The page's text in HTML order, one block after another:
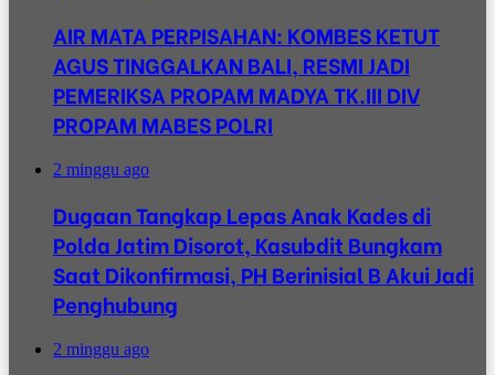
AIR MATA PERPISAHAN: KOMBES KETUT
AGUS TINGGALKAN BALI, RESMI JADI
PEMERIKSA PROPAM MADYA TK.III DIV
PROPAM MABES POLRI
2 minggu ago
Dugaan Tangkap Lepas Anak Kades di
Polda Jatim Disorot, Kasubdit Bungkam
Saat Dikonfirmasi, PH Berinisial B Akui Jadi
Penghubung
2 minggu ago